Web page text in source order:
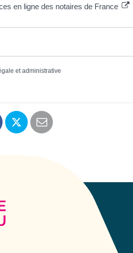
en ligne des notaires de France
et administrative